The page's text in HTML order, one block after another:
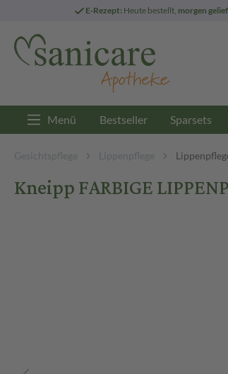
E-Rezept: Heute bestellt, morgen
Menü Bestseller Sparsets
Gesichtspflege Lippenpflege
Kneipp FARBIGE